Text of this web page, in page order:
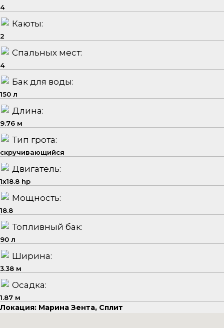
4
Каюты:
2
Спальных мест:
4
Бак для воды:
150 л
Длина:
9.76 м
Тип грота:
скручивающийся
Двигатель:
1x18.8 hp
Мощность:
18.8
Топливный бак:
90 л
Ширина:
3.38 м
Осадка:
1.87 м
Локация: Марина Зента, Сплит